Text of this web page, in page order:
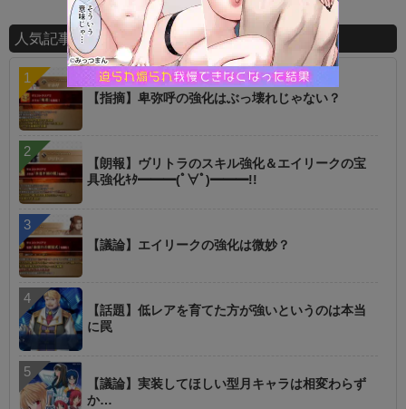
人気記事ランキング
【指摘】卑弥呼の強化はぶっ壊れじゃない？
【朗報】ヴリトラのスキル強化＆エイリークの宝
具強化ｷﾀ━━━(ﾟ∀ﾟ)━━━!!
【議論】エイリークの強化は微妙？
【話題】低レアを育てた方が強いというのは本当
に罠
【議論】実装してほしい型月キャラは相変わらず
か…